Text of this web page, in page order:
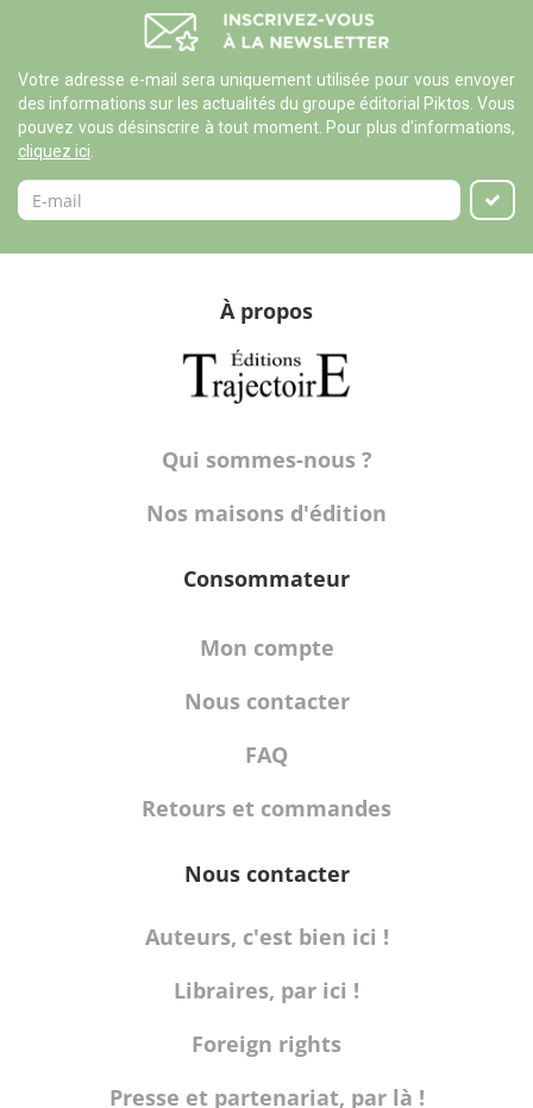
Votre adresse e-mail sera uniquement utilisée pour vous envoyer
des informations sur les actualités du groupe éditorial Piktos. Vous
pouvez vous désinscrire à tout moment. Pour plus d'informations,
cliquez ici
À propos
Qui sommes-nous ?
Nos maisons d'édition
Consommateur
Mon compte
Nous contacter
FAQ
Retours et commandes
Nous contacter
Auteurs, c'est bien ici !
Libraires, par ici !
Foreign rights
Presse et partenariat, par là !